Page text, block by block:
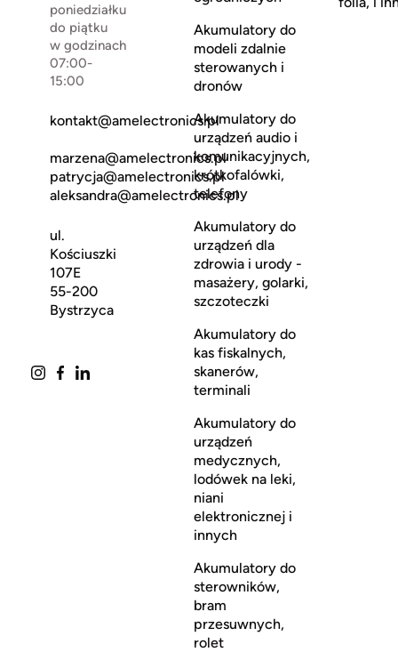
poniedziałku
do piątku
w godzinach
07:00-
15:00
kontakt@amelectronics.pl
marzena@amelectronics.pl
patrycja@amelectronics.pl
aleksandra@amelectronics.pl
ul.
Kościuszki
107E
55-200
Bystrzyca
Akumulatory do
modeli zdalnie
sterowanych i
dronów
Akumulatory do
urządzeń audio i
komunikacyjnych,
krótkofalówki,
telefony
Akumulatory do
urządzeń dla
zdrowia i urody -
masażery, golarki,
szczoteczki
Akumulatory do
kas fiskalnych,
skanerów,
terminali
Akumulatory do
urządzeń
medycznych,
lodówek na leki,
niani
elektronicznej i
innych
Akumulatory do
sterowników,
bram
przesuwnych,
rolet